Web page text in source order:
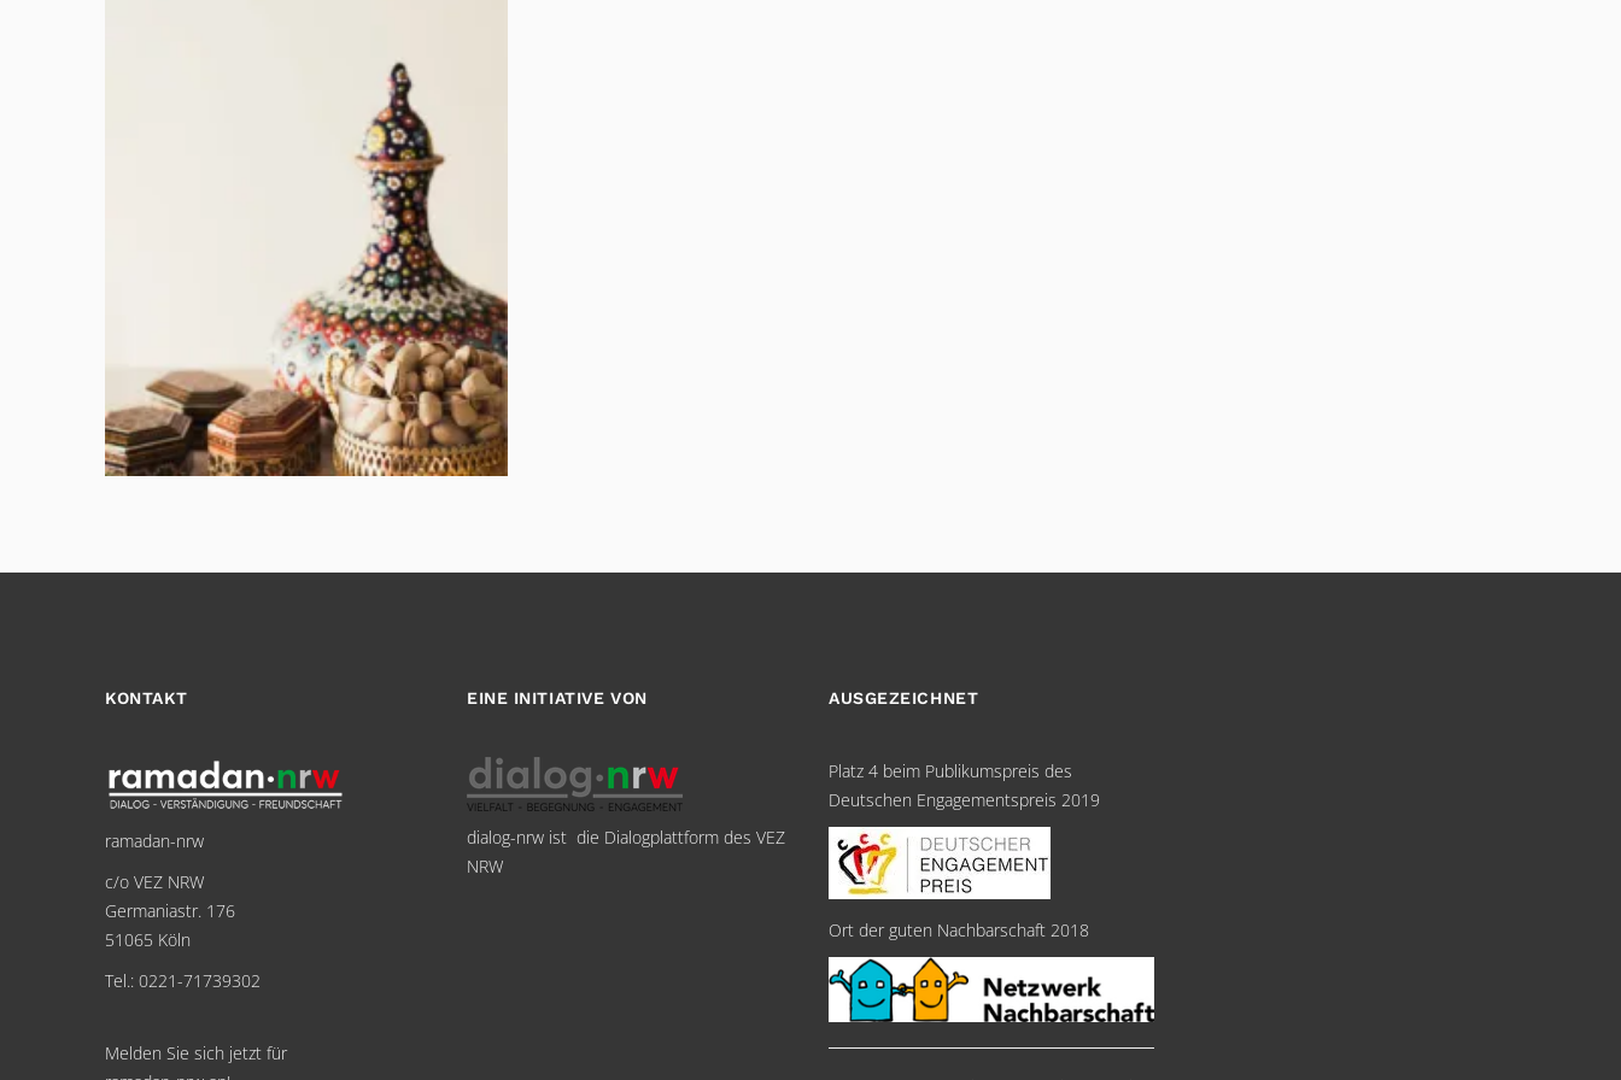
KONTAKT
ramadan-nrw
c/o VEZ NRW
Germaniastr. 176
51065 Köln
Tel.: 0221-71739302
Melden Sie sich jetzt für
EINE INITIATIVE VON
dialog-nrw ist die Dialogplattform des VEZ
NRW
AUSGEZEICHNET
Platz 4 beim Publikumspreis des
Deutschen Engagementspreis 2019
Ort der guten Nachbarschaft 2018